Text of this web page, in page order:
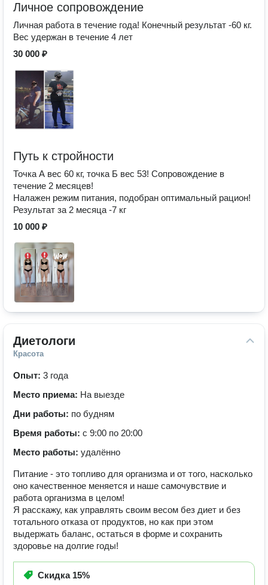
Личное сопровождение
Личная работа в течение года! Конечный результат -60 кг.
Вес удержан в течение 4 лет
30 000 ₽
Путь к стройности
Точка А вес 60 кг, точка Б вес 53! Сопровождение в
течение 2 месяцев!
Налажен режим питания, подобран оптимальный рацион!
Результат за 2 месяца -7 кг
10 000 ₽
Диетологи
Красота
Опыт: 3 года
Место приема: На выезде
Дни работы: по будням
Время работы: с 9:00 по 20:00
Место работы: удалённо
Питание - это топливо для организма и от того, насколько
оно качественное меняется и наше самочувствие и
работа организма в целом!
Я расскажу, как управлять своим весом без диет и без
тотального отказа от продуктов, но как при этом
выдержать баланс, остаться в форме и сохранить
здоровье на долгие годы!
Скидка 15%